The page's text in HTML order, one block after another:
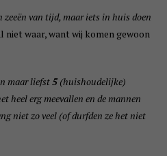
zeeën van tijd, maar iets in huis doen
niet waar, want wij komen gewoon
maar liefst5(huishoudelijke)
heel erg meevallen en de mannen
niet zo veel (of durfden ze het niet